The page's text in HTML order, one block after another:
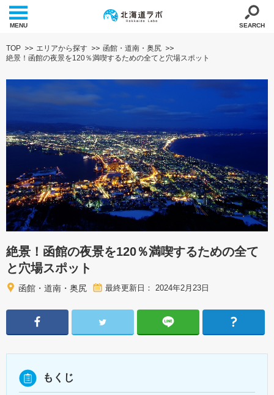
MENU SEARCH
TOP エリアから探す
函館・道南・奥尻
絶景！函館の夜景を120％満喫するための全てと穴場スポット
絶景！函館の夜景を120％満喫するための全て
と穴場スポット
函館・道南・奥尻 最終更新日： 2024年2月23日
もくじ